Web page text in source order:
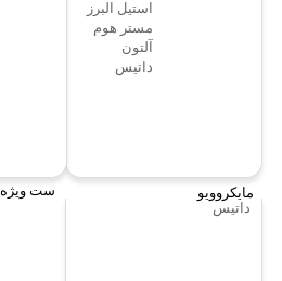
استیل البرز
مستر هوم
آلتون
داتیس
مایکروویو
داتیس
ست ویژه